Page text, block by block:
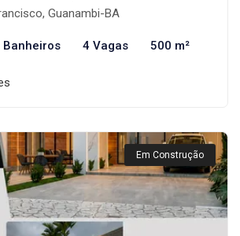
Guanambi-BA
Banheiros 4 Vagas 500 m²
Em Construção